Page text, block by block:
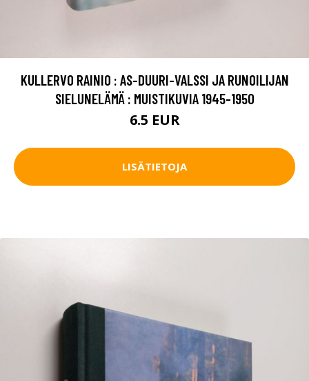
KULLERVO RAINIO : AS-DUURI-VALSSI JA RUNOILIJAN
SIELUNELÄMÄ : MUISTIKUVIA 1945-1950
6.5 EUR
LISÄTIETOJA